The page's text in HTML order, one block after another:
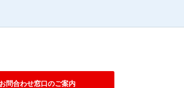
お問合わせ窓口のご案内